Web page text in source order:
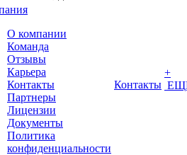
О компании
Команда
Отзывы
Карьера
Контакты
Партнеры
Лицензии
Документы
Политика
конфиденциальности
Контакты
+